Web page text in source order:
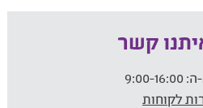
קשר
ה:
לקוחות